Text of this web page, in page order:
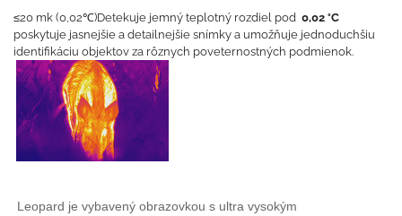
≤20 mk (0,02℃)Detekuje jemný teplotný rozdiel pod 0,02 °C
poskytuje jasnejšie a detailnejšie snímky a umožňuje jednoduchšiu
identifikáciu objektov za rôznych poveternostných podmienok.
Leopard je vybavený obrazovkou s ultra vysokým